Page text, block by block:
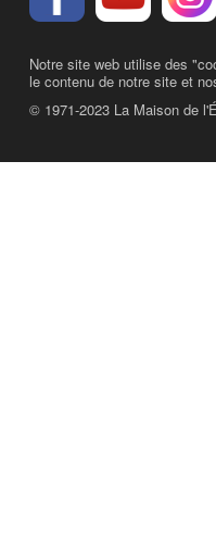
Notre site web utilise des
le contenu de notre site et
© 1971-2023 La Maison de